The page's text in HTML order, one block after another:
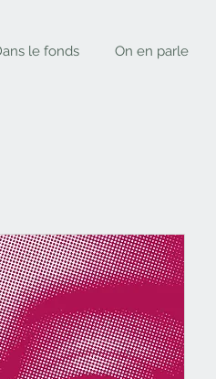
le fonds On en parle